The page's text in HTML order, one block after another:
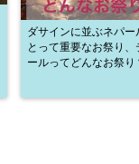
ダサインに並ぶネパー
とって重要なお祭り、
ールってどんなお祭り